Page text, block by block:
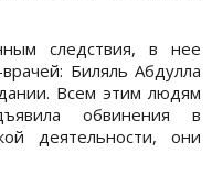
следствия, в нее
Биляль Абдулла
Всем этим людям
обвинения в
деятельности, они